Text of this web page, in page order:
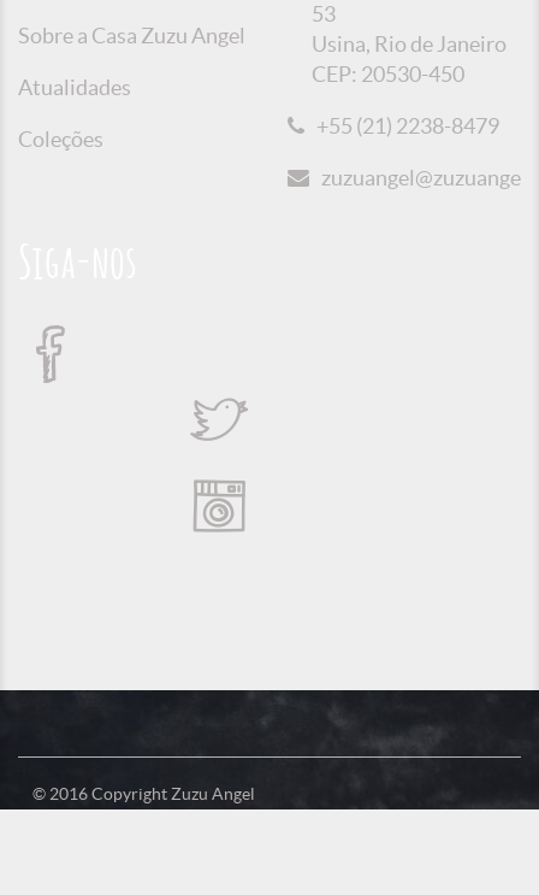
Sobre a Casa Zuzu Angel
Atualidades
Coleções
53
Usina, Rio de Janeiro
CEP: 20530-450
+55 (21) 2238-8479
© 2016 Copyright Zuzu Angel